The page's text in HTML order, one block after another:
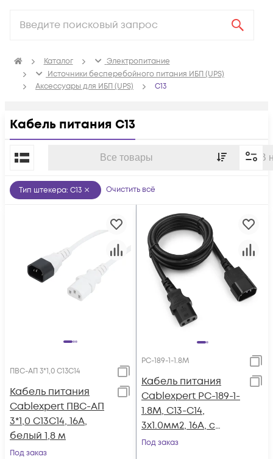
Каталог
Электропитание
Источники бесперебойного питания ИБП (UPS)
Аксессуары для ИБП (UPS)
C13
Кабель питания С13
Все товары В
По популярности
Тип штекера: C13 Очистить всё
ПВС-АП 3*1,0 С13С14
Кабель питания
Cablexpert ПВС-АП
3*1,0 С13С14, 16A,
белый 1,8 м
Под заказ
PC-189-1-1.8M
Кабель питания
Cablexpert PC-189-1-
1.8M, C13-C14,
3x1.0мм2, 16А, с
заземлением, 1.8м,
Под заказ